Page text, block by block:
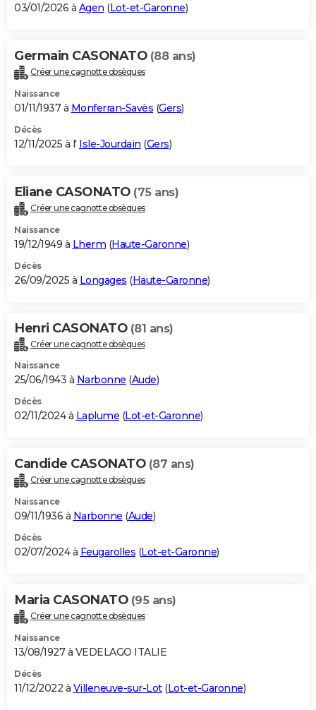
S'inscrire
Se connecter
Lycées
Collèges
Primaires
Universités
Entreprises
Service militaire
Avis de recherche
AVIS DE DÉCÈS
Bricolage
Lifestyle
Culture
Sport
Auto
Television
Voyage
Cinema
03/01/2026 à Agen (Lot-et-Garonne)
Germain CASONATO (88 ans)
Créer une cagnotte obsèques
Naissance
01/11/1937 à Monferran-Savès (Gers)
Décès
12/11/2025 à l' Isle-Jourdain (Gers)
Eliane CASONATO (75 ans)
Créer une cagnotte obsèques
Naissance
19/12/1949 à Lherm (Haute-Garonne)
Décès
26/09/2025 à Longages (Haute-Garonne)
Henri CASONATO (81 ans)
Créer une cagnotte obsèques
Naissance
25/06/1943 à Narbonne (Aude)
Décès
02/11/2024 à Laplume (Lot-et-Garonne)
Candide CASONATO (87 ans)
Créer une cagnotte obsèques
Naissance
09/11/1936 à Narbonne (Aude)
Décès
02/07/2024 à Feugarolles (Lot-et-Garonne)
Maria CASONATO (95 ans)
Créer une cagnotte obsèques
Naissance
13/08/1927 à VEDELAGO ITALIE
Décès
11/12/2022 à Villeneuve-sur-Lot(Lot-et-Garonne)